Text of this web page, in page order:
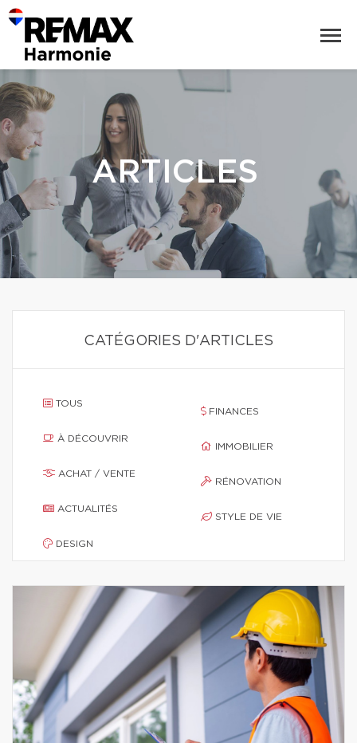
ARTICLES
CATÉGORIES D'ARTICLES
TOUS
À DÉCOUVRIR
ACHAT / VENTE
ACTUALITÉS
DESIGN
FINANCES
IMMOBILIER
RÉNOVATION
STYLE DE VIE